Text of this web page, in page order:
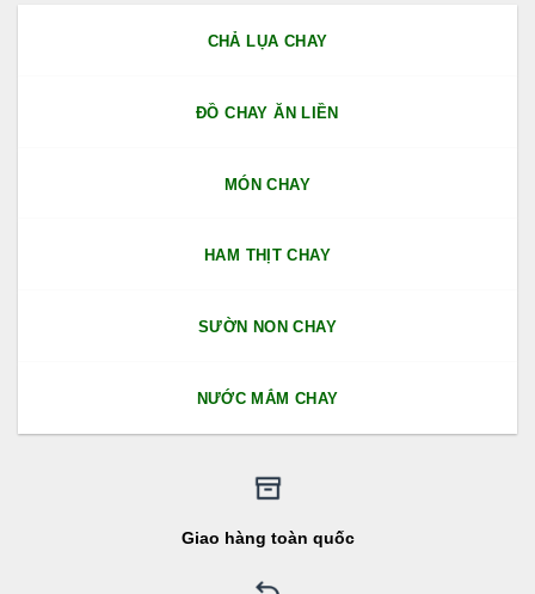
CHẢ LỤA CHAY
ĐỒ CHAY ĂN LIỀN
MÓN CHAY
HAM THỊT CHAY
SƯỜN NON CHAY
NƯỚC MẮM CHAY
Giao hàng toàn quốc